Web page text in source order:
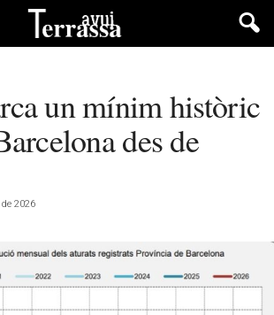
un mínim històric
des de
2026